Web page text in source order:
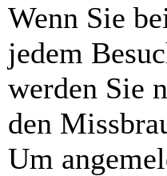
Wenn Sie
jedem
werden Sie
den
Um